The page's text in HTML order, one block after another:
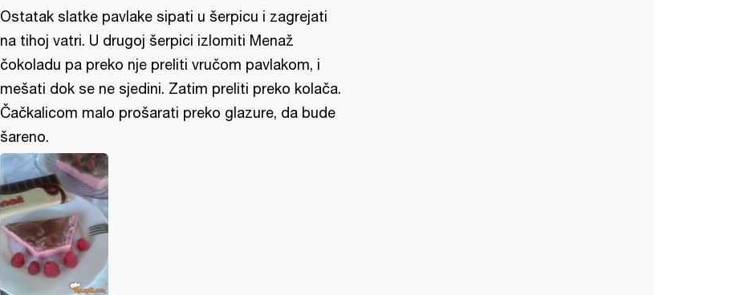
Ostatak slatke pavlake sipati u šerpicu i zagrejati
na tihoj vatri. U drugoj šerpici izlomiti Menaž
čokoladu pa preko nje preliti vručom pavlakom, i
mešati dok se ne sjedini. Zatim preliti preko kolača.
Čačkalicom malo prošarati preko glazure, da bude
šareno.